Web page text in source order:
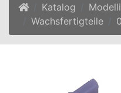
Startseite
Katalog
Wachsfertigteile